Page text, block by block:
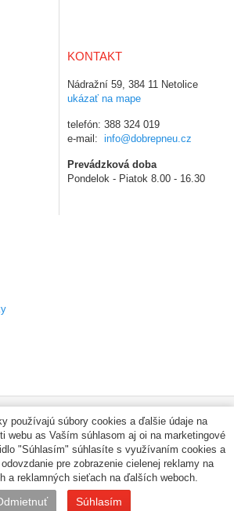
KONTAKT
Nádražní 59, 384 11 Netolice
ukázať na mape
telefón: 388 324 019
e-mail: info@dobrepneu.cz
Prevádzková doba
Pondelok - Piatok 8.00 - 16.30
Bezpečné platební
metody
Využíváme zasílání
PPL
© PNEUMAX.SK 2026 by
používajú súbory cookies a ďalšie údaje na
webu as Vaším súhlasom aj oi na marketingové
"Súhlasím" súhlasíte s využívaním cookies a
pre zobrazenie cielenej reklamy na
a reklamných sieťach na ďalších weboch.
Súhlasím